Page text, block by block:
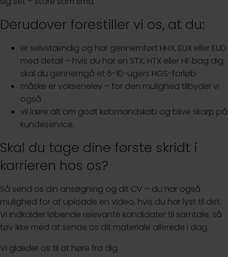
Derudover forestiller vi os, at du:
er selvstændig og har gennemført HHX, EUX eller EUD
med detail – hvis du har en STX, HTX eller HF bag dig,
skal du gennemgå et 5-10-ugers HGS-forløb
måske er voksenelev – for den mulighed tilbyder vi
også
vil lære alt om godt købmandskab og blive skarp på
kundeservice.
Skal du tage dine første skridt i
karrieren hos os?
Så send os din ansøgning og dit CV – du har også
mulighed for at uploade en video, hvis du har lyst til det.
Vi indkalder løbende relevante kandidater til samtale, så
tøv ikke med at sende os dit materiale allerede i dag.
Vi glæder os til at høre fra dig.